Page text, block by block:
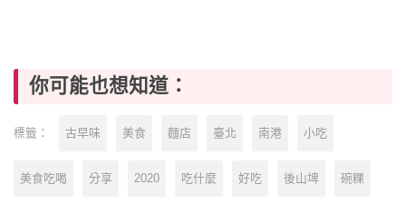
你可能也想知道：
標籤： 古早味 美食 麵店 臺北 南港 小吃
美食吃喝 分享 2020 吃什麼 好吃 後山埤 碗粿